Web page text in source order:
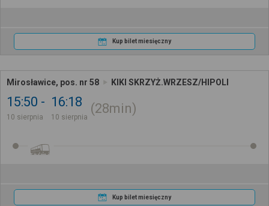
Kup bilet miesięczny
Mirosławice, pos. nr 58 KIKI SKRZYŻ.WRZESZ/HIPOLI
15:50
10 sierpnia
16:18
10 sierpnia
28min
Kup bilet miesięczny